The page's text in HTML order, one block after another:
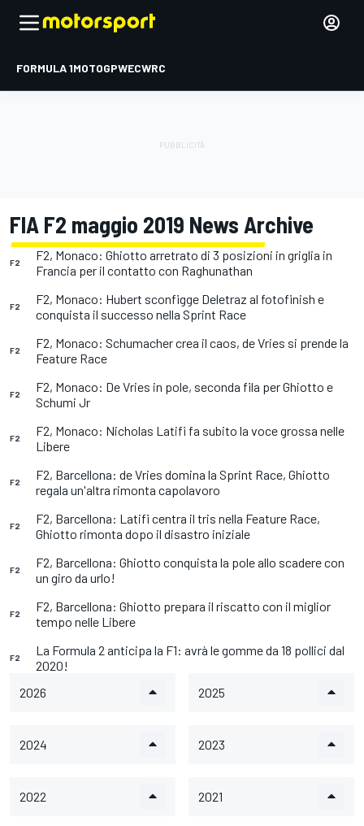
FORMULA 1MOTOGPWECWRC
FIA F2 maggio 2019 News Archive
F2
F2, Monaco: Ghiotto arretrato di 3 posizioni in griglia in
Francia per il contatto con Raghunathan
F2
F2, Monaco: Hubert sconfigge Deletraz al fotofinish e
conquista il successo nella Sprint Race
F2
F2, Monaco: Schumacher crea il caos, de Vries si prende la
Feature Race
F2
F2, Monaco: De Vries in pole, seconda fila per Ghiotto e
Schumi Jr
F2
F2, Monaco: Nicholas Latifi fa subito la voce grossa nelle
Libere
F2
F2, Barcellona: de Vries domina la Sprint Race, Ghiotto
regala un'altra rimonta capolavoro
F2
F2, Barcellona: Latifi centra il tris nella Feature Race,
Ghiotto rimonta dopo il disastro iniziale
F2
F2, Barcellona: Ghiotto conquista la pole allo scadere con
un giro da urlo!
F2
F2, Barcellona: Ghiotto prepara il riscatto con il miglior
tempo nelle Libere
F2
La Formula 2 anticipa la F1: avrà le gomme da 18 pollici dal
2020!
2026
2025
2024 2023
2022 2021